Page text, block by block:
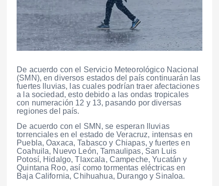
De acuerdo con el Servicio Meteorológico Nacional
(SMN), en diversos estados del país continuarán las
fuertes lluvias, las cuales podrían traer afectaciones
a la sociedad, esto debido a las ondas tropicales
con numeración 12 y 13, pasando por diversas
regiones del país.
De acuerdo con el SMN, se esperan lluvias
torrenciales en el estado de Veracruz, intensas en
Puebla, Oaxaca, Tabasco y Chiapas, y fuertes en
Coahuila, Nuevo León, Tamaulipas, San Luis
Potosí, Hidalgo, Tlaxcala, Campeche, Yucatán y
Quintana Roo, así como tormentas eléctricas en
Baja California, Chihuahua, Durango y Sinaloa.